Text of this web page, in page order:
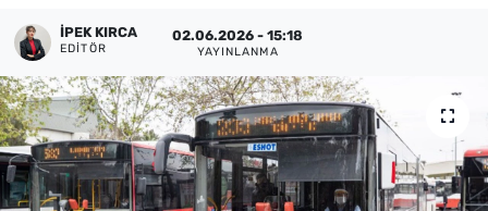
İPEK KIRCA
EDITÖR
02.06.2026 - 15:18
YAYINLANMA